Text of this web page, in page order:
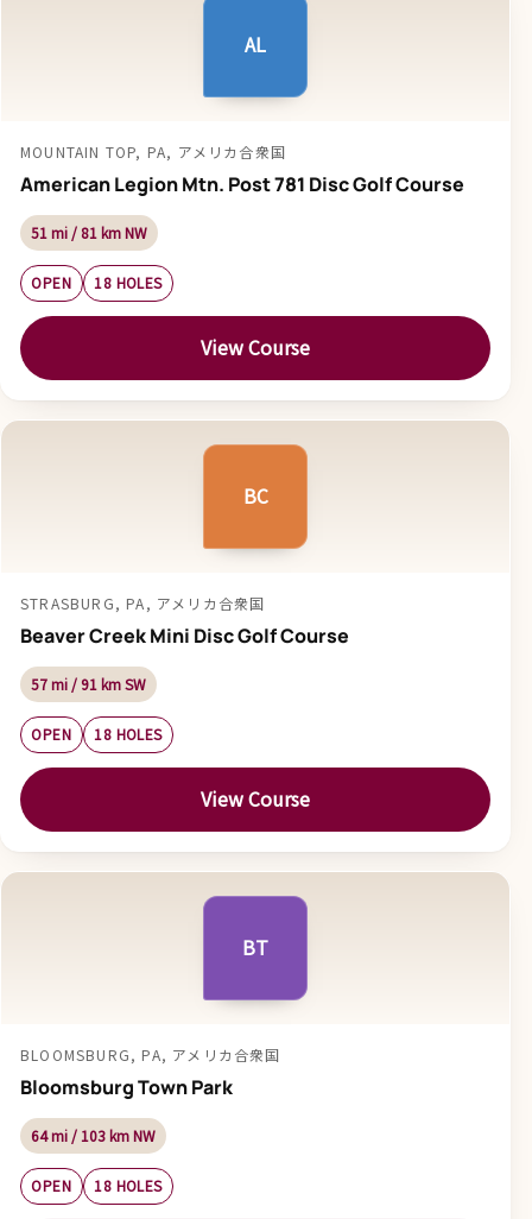
AL
MOUNTAIN TOP, PA, アメリカ合衆国
American Legion Mtn. Post 781 Disc Golf Course
51 mi / 81 km NW
OPEN 18 HOLES
View Course
BC
STRASBURG, PA, アメリカ合衆国
Beaver Creek Mini Disc Golf Course
57 mi / 91 km SW
OPEN 18 HOLES
View Course
BT
BLOOMSBURG, PA, アメリカ合衆国
Bloomsburg Town Park
64 mi / 103 km NW
OPEN 18 HOLES